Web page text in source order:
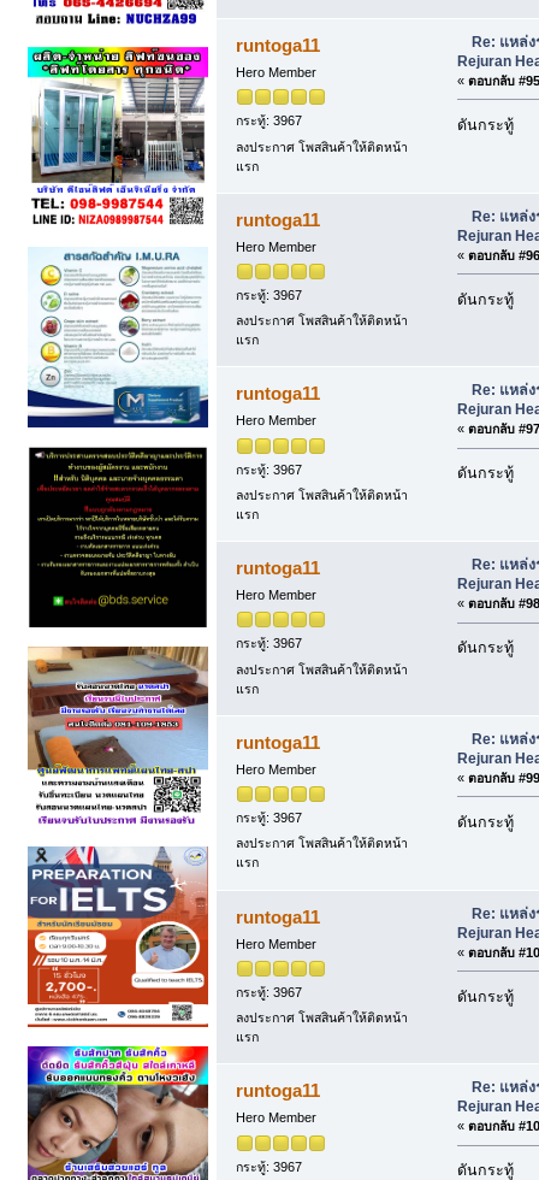
runtoga11
Hero Member
กระทู้: 3967
ลงประกาศ โพสสินค้าให้ติดหน้า
แรก
Re: แหล่
Rejuran
« ตอบกลับ
ดันกระทู้
runtoga11
Hero Member
กระทู้: 3967
ลงประกาศ โพสสินค้าให้ติดหน้า
แรก
Re: แหล่
Rejuran
« ตอบกลับ
ดันกระทู้
runtoga11
Hero Member
กระทู้: 3967
ลงประกาศ โพสสินค้าให้ติดหน้า
แรก
Re: แหล่
Rejuran
« ตอบกลับ
ดันกระทู้
runtoga11
Hero Member
กระทู้: 3967
ลงประกาศ โพสสินค้าให้ติดหน้า
แรก
Re: แหล่
Rejuran
« ตอบกลับ
ดันกระทู้
runtoga11
Hero Member
กระทู้: 3967
ลงประกาศ โพสสินค้าให้ติดหน้า
แรก
Re: แหล่
Rejuran
« ตอบกลับ
ดันกระทู้
runtoga11
Hero Member
กระทู้: 3967
ลงประกาศ โพสสินค้าให้ติดหน้า
แรก
Re: แหล่
Rejuran
« ตอบกลับ
ดันกระทู้
runtoga11
Hero Member
กระทู้: 3967
Re: แหล่
Rejuran
« ตอบกลับ
ดันกระทู้